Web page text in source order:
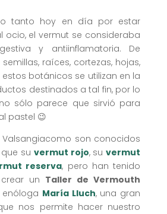
tanto hoy en día por estar
ocio, el vermut se consideraba
y antiinflamatoria. De
raíces, cortezas, hojas,
botánicos se utilizan en la
destinados a tal fin, por lo
sólo parece que sirvió para
pastel 😉
Valsangiacomo son conocidos
su vermut rojo, suvermut
reserva, pero han tenido
un Taller de Vermouth
María Lluch, una gran
nos permite hacer nuestro